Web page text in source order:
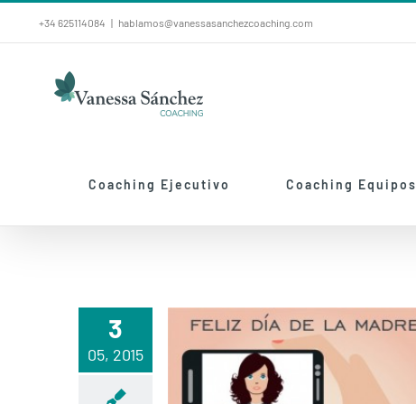
al
contenido
+34 625114084 | hablamos@vanessasanchezcoaching.com
Coaching Ejecutivo Coaching Equipos
3
05, 2015